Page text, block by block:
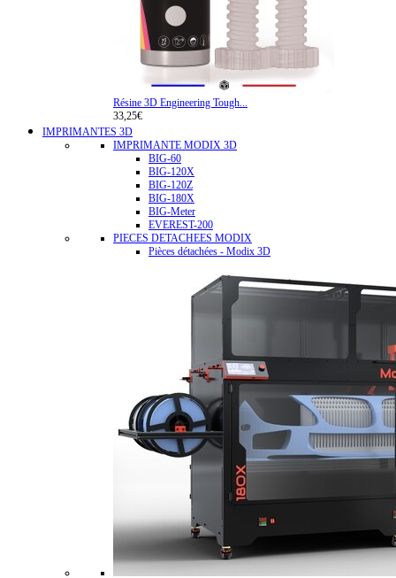
Résine 3D Engineering Tough...
33,25€
IMPRIMANTES 3D
IMPRIMANTE MODIX 3D
BIG-60
BIG-120X
BIG-120Z
BIG-180X
BIG-Meter
EVEREST-200
PIECES DETACHEES MODIX
Pièces détachées - Modix 3D